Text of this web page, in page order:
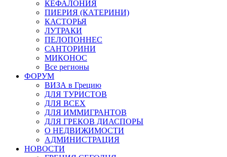
КЕФАЛОНИЯ
ПИЕРИЯ (КАТЕРИНИ)
КАСТОРЬЯ
ЛУТРАКИ
ПЕЛОПОННЕС
САНТОРИНИ
МИКОНОС
Все регионы
ФОРУМ
ВИЗА в Грецию
ДЛЯ ТУРИСТОВ
ДЛЯ ВСЕХ
ДЛЯ ИММИГРАНТОВ
ДЛЯ ГРЕКОВ ДИАСПОРЫ
О НЕДВИЖИМОСТИ
АДМИНИСТРАЦИЯ
НОВОСТИ